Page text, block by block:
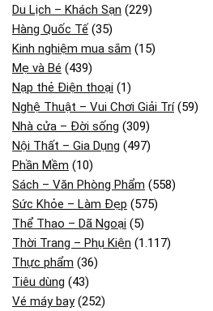
Du Lịch – Khách Sạn (229)
Hàng Quốc Tế (35)
Kinh nghiệm mua sắm (15)
Mẹ và Bé (439)
Nạp thẻ Điện thoại (1)
Nghệ Thuật – Vui Chơi Giải Trí(59)
Nhà cửa – Đời sống (309)
Nội Thất – Gia Dụng (497)
Phần Mềm (10)
Sách – Văn Phòng Phẩm (558)
Sức Khỏe – Làm Đẹp (575)
Thể Thao – Dã Ngoại (5)
Thời Trang – Phụ Kiện (1.117)
Thực phẩm (36)
Tiêu dùng (43)
Vé máy bay(252)